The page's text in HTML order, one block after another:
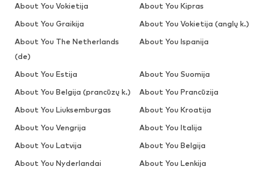
About You Vokietija
About You Kipras
About You Graikija
About You Vokietija (anglų k.)
About You The Netherlands
(de)
About You Ispanija
About You Estija
About You Suomija
About You Belgija (prancūzų k.)
About You Prancūzija
About You Liuksemburgas
About You Kroatija
About You Vengrija
About You Italija
About You Latvija
About You Belgija
About You Nyderlandai
About You Lenkija